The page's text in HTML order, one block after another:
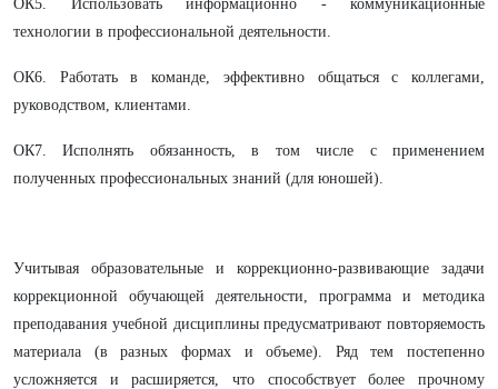
ОК5. Использовать информационно - коммуникационные
технологии в профессиональной деятельности.
ОК6. Работать в команде, эффективно общаться с коллегами,
руководством, клиентами.
ОК7. Исполнять обязанность, в том числе с применением
полученных профессиональных знаний (для юношей).
Учитывая образовательные и коррекционно-развивающие задачи
коррекционной обучающей деятельности, программа и методика
преподавания учебной дисциплины предусматривают повторяемость
материала (в разных формах и объеме). Ряд тем постепенно
усложняется и расширяется, что способствует более прочному